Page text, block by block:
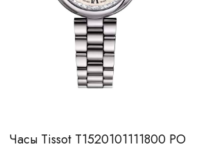
Часы Tissot T1520101111800 PO